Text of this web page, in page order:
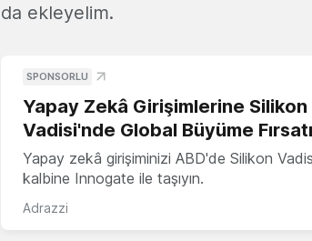
da ekleyelim.
SPONSORLU
Yapay Zekâ Girişimlerine Silikon
Vadisi'nde Global Büyüme
Yapay zekâ girişiminizi ABD'de Silikon
kalbine Innogate ile taşıyın.
Adrazzi